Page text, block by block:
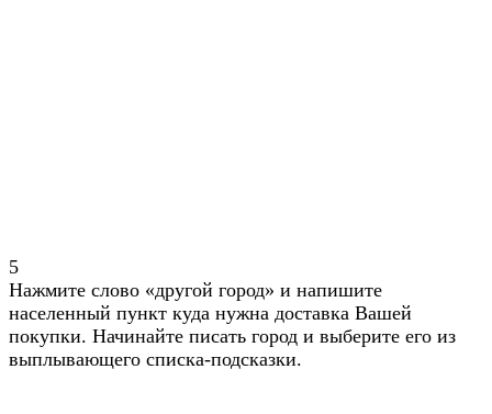
5
Нажмите слово «другой город» и напишите
населенный пункт куда нужна доставка Вашей
покупки. Начинайте писать город и выберите его из
выплывающего списка-подсказки.